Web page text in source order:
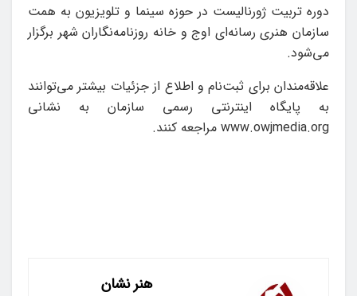
دوره تربیت ژورنالیست در حوزه سینما و تلویزیون به همت
سازمان هنری رسانه‌ای اوج و خانه روزنامه‌نگاران شهر برگزار
می‌شود.
علاقه‌مندان برای ثبت‌نام و اطلاع از جزئیات بیشتر می‌توانند
به پایگاه اینترنتی رسمی سازمان به نشانی
www.owjmedia.org مراجعه کنند.
هنر نشان